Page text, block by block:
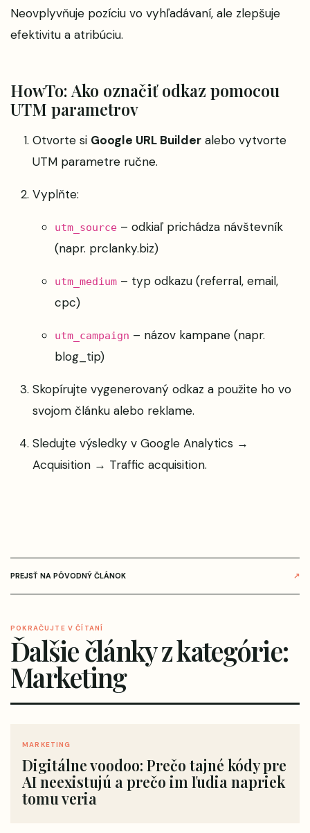
Neovplyvňuje pozíciu vo vyhľadávaní, ale zlepšuje
efektivitu a atribúciu.
HowTo: Ako označiť odkaz pomocou
UTM parametrov
Otvorte si Google URL Builder alebo vytvorte
UTM parametre ručne.
Vyplňte:
utm_source – odkiaľ prichádza návštevník
(napr. prclanky.biz)
utm_medium – typ odkazu (referral, email,
cpc)
utm_campaign – názov kampane (napr.
blog_tip)
Skopírujte vygenerovaný odkaz a použite ho vo
svojom článku alebo reklame.
Sledujte výsledky v Google Analytics →
Acquisition → Traffic acquisition.
PREJSŤ NA PÔVODNÝ ČLÁNOK ↗
POKRAČUJTE V ČÍTANÍ
Ďalšie články z kategórie:
Marketing
MARKETING
Digitálne voodoo: Prečo tajné kódy pre
AI neexistujú a prečo im ľudia napriek
tomu veria